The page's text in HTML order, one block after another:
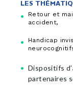
LES
Retour et
accident,
Handicap
Dispositifs
partenaires